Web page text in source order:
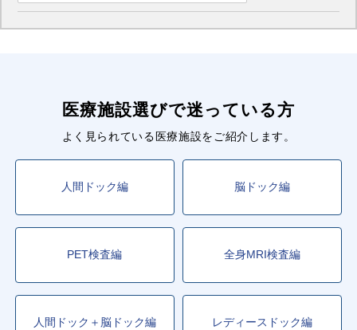
医療施設選びで迷っている方
よく見られている医療施設をご紹介します。
人間ドック編 脳ドック編
PET検査編 全身MRI検査編
人間ドック＋脳ドック編 レディースドック編